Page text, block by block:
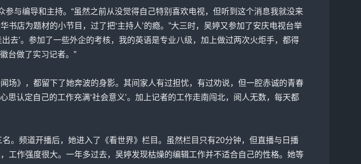
与编导和主持。“虽然之前从没觉得自己特别喜欢电视，但听到这个消息我就没来
店为题材的小节目，过了把‘主持人’的瘾。”大三时，吴婷又参加了安庆电视台举
去’。参加了一些外企的考核，我的英语是专业八级，加上做过两次火炬手，都得
台做了实习记者。”
》，都留下了她奔波的身影。其间家人有过担忧，有过劝说，但一腔赤诚的青春
思认定自己的工作充满‘社会意义’。加上记者的工作走南闯北，阅人无数，每天都
频道开播后，她进入了《看世界》栏目。虽然栏目只有20分钟，但直播与日播
工作强度很大。一年多过去，吴婷发现枯燥的编辑工作并不适合自己的性格。她等